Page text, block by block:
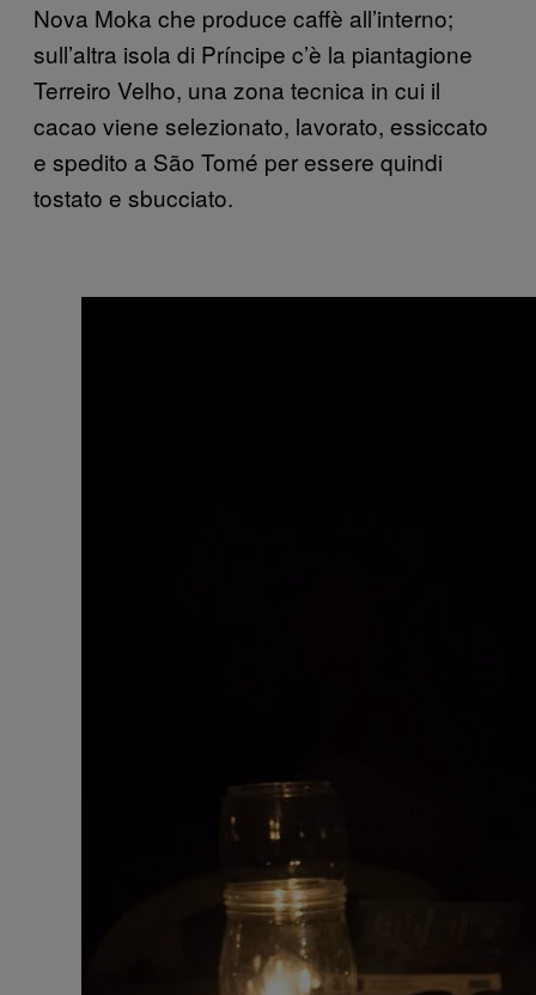
Nova Moka che produce caffè all’interno;
sull’altra isola di Príncipe c’è la piantagione
Terreiro Velho, una zona tecnica in cui il
cacao viene selezionato, lavorato, essiccato
e spedito a São Tomé per essere quindi
tostato e sbucciato.